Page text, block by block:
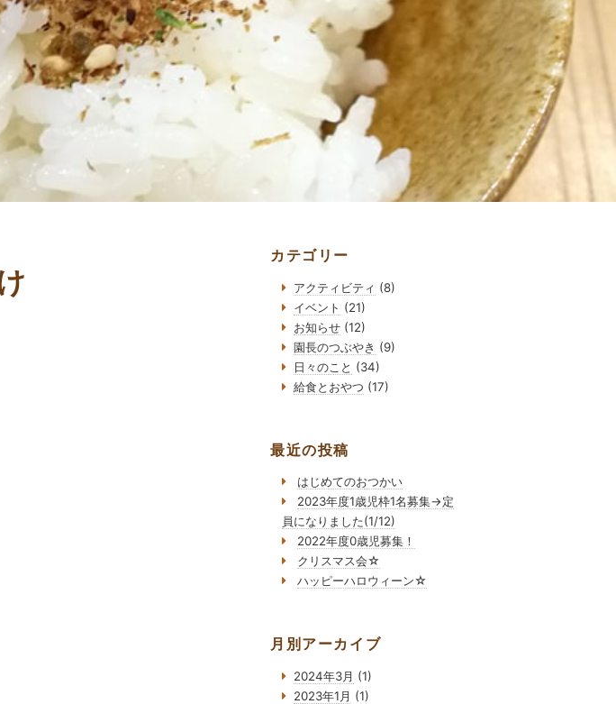
カテゴリー
アクティビティ (8)
イベント (21)
お知らせ (12)
園長のつぶやき (9)
日々のこと (34)
給食とおやつ (17)
最近の投稿
はじめてのおつかい
2023年度1歳児枠1名募集→定
員になりました(1/12)
2022年度0歳児募集！
クリスマス会☆
ハッピーハロウィーン☆
月別アーカイブ
2024年3月 (1)
2023年1月 (1)